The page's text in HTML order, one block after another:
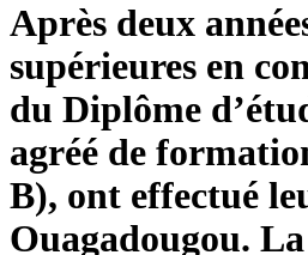
Après deux
supérieures en
du Diplôme
agréé de
B), ont effectué
Ouagadougou.